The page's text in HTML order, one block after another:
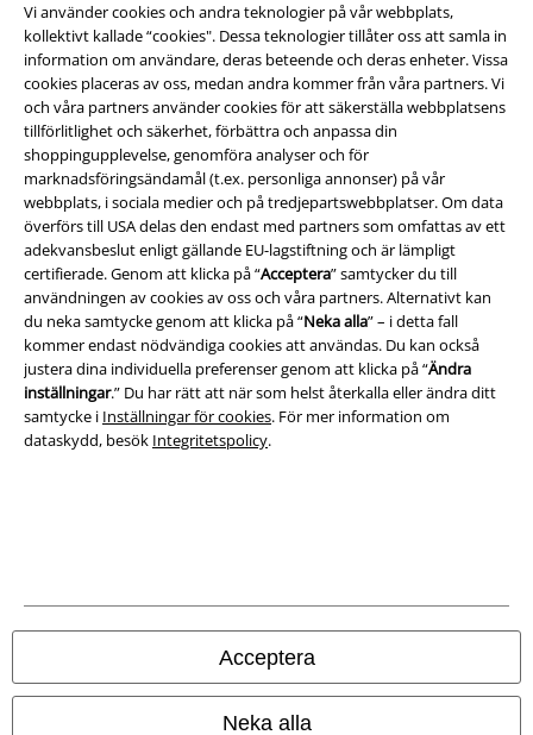
Vi använder cookies och andra teknologier på vår webbplats,
kollektivt kallade “cookies". Dessa teknologier tillåter oss att samla in
information om användare, deras beteende och deras enheter. Vissa
cookies placeras av oss, medan andra kommer från våra partners. Vi
och våra partners använder cookies för att säkerställa webbplatsens
tillförlitlighet och säkerhet, förbättra och anpassa din
shoppingupplevelse, genomföra analyser och för
marknadsföringsändamål (t.ex. personliga annonser) på vår
webbplats, i sociala medier och på tredjepartswebbplatser. Om data
överförs till USA delas den endast med partners som omfattas av ett
adekvansbeslut enligt gällande EU-lagstiftning och är lämpligt
certifierade. Genom att klicka på “Acceptera” samtycker du till
användningen av cookies av oss och våra partners. Alternativt kan
du neka samtycke genom att klicka på “Neka alla” – i detta fall
kommer endast nödvändiga cookies att användas. Du kan också
justera dina individuella preferenser genom att klicka på “Ändra
inställningar.” Du har rätt att när som helst återkalla eller ändra ditt
samtycke i Inställningar för cookies. För mer information om
dataskydd, besök Integritetspolicy.
Acceptera
Neka alla
Juridisk information/Villkor
Villkor
Om oss
Ladda ner villkoren
Avfallshantering och miljöskydd
Försäkran om överensstämmelse
Information om tillgänglighet